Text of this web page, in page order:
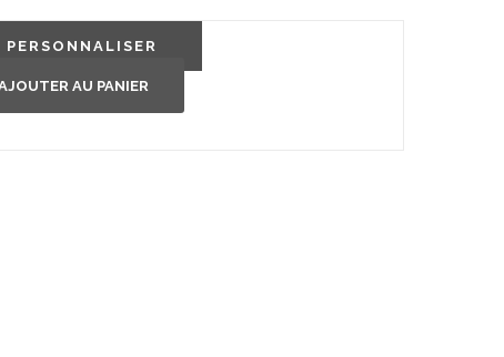
PERSONNALISER
AU PANIER